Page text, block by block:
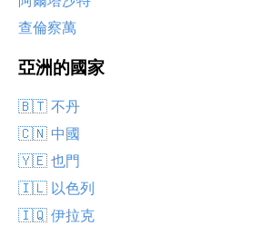
查倫察萬
亞洲的國家
🇧🇹 不丹
🇨🇳 中國
🇾🇪 也門
🇮🇱 以色列
🇮🇶 伊拉克